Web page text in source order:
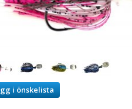
i önskelista